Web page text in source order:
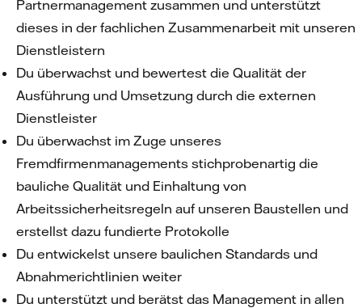
Partnermanagement zusammen und unterstützt
dieses in der fachlichen Zusammenarbeit mit unseren
Dienstleistern
Du überwachst und bewertest die Qualität der
Ausführung und Umsetzung durch die externen
Dienstleister
Du überwachst im Zuge unseres
Fremdfirmenmanagements stichprobenartig die
bauliche Qualität und Einhaltung von
Arbeitssicherheitsregeln auf unseren Baustellen und
erstellst dazu fundierte Protokolle
Du entwickelst unsere baulichen Standards und
Abnahmerichtlinien weiter
Du unterstützt und berätst das Management in allen